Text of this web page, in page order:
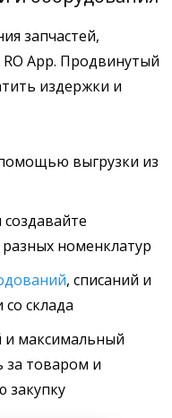
запчастей,
App. Продвинутый
издержки и
выгрузки из
номенклатур
, списаний и
склада
и максимальный
за товаром и
закупку